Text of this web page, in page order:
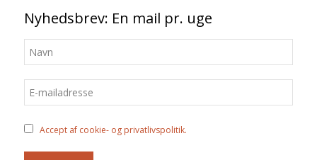
Nyhedsbrev: En mail pr. uge
Accept af cookie- og privatlivspolitik.